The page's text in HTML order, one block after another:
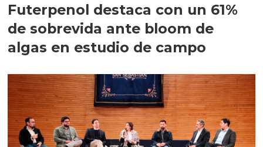
Futerpenol destaca con un 61%
de sobrevida ante bloom de
algas en estudio de campo